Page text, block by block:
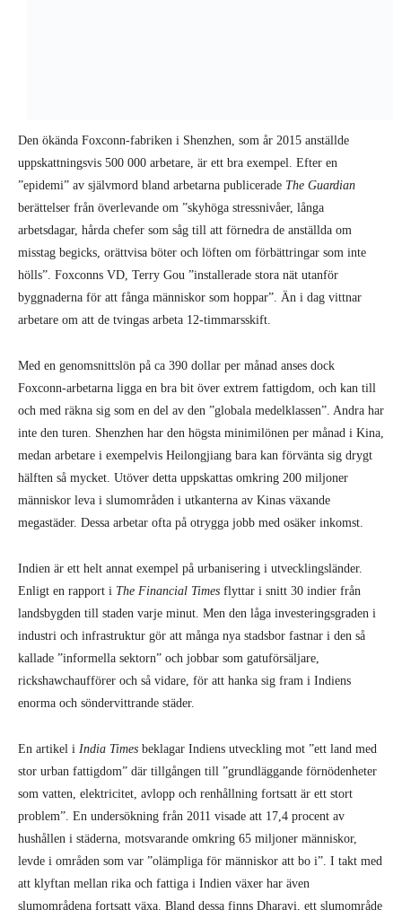
arbetare om att de tvingas arbeta 12-timmarsskift.
Med en genomsnittslön på ca 390 dollar per månad anses dock
Foxconn-arbetarna ligga en bra bit över extrem fattigdom, och kan till
och med räkna sig som en del av den ”globala medelklassen”. Andra har
inte den turen. Shenzhen har den högsta minimilönen per månad i Kina,
medan arbetare i exempelvis Heilongjiang bara kan förvänta sig drygt
hälften så mycket. Utöver detta uppskattas omkring 200 miljoner
människor leva i slumområden i utkanterna av Kinas växande
Indien är ett helt annat exempel på urbanisering i utvecklingsländer.
Enligt en rapport iThe Financial Timesflyttar i snitt 30 indier från
landsbygden till staden varje minut. Men den låga investeringsgraden i
industri och infrastruktur gör att många nya stadsbor fastnar i den så
kallade ”informella sektorn” och jobbar som gatuförsäljare,
rickshawchaufförer och så vidare, för att hanka sig fram i Indiens
enorma och söndervittrande städer.
En artikel iIndia Timesbeklagar Indiens utveckling mot ”ett land med
stor urban fattigdom” där tillgången till ”grundläggande förnödenheter
som vatten, elektricitet, avlopp och renhållning fortsatt är ett stort
problem”. En undersökning från 2011 visade att 17,4 procent av
hushållen i städerna, motsvarande omkring 65 miljoner människor,
levde i områden som var ”olämpliga för människor att bo i”. I takt med
att klyftan mellan rika och fattiga i Indien växer har även
i Mumbai där över en miljon människor lever.
Med en stigande arbetslöshet och fallande investeringar i produktionen,
är det svårt att förstå hur så många människor fortsätter att ”lyfta sig”
ur bysamhällenas fattigdom till stadens fattigdom. Svaret på gåtan har
inget att göra med någon höjd levnadsstandard, utan snarare att det blir
allt svårare att upprätthålla det gamla sättet att leva. I dagens Indien
dukar tusentals bondefamiljer under på grund av sina stora skulder.